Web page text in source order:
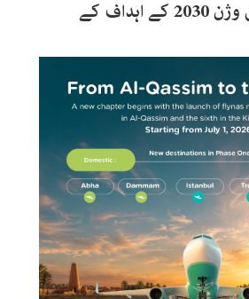
عملی اور سعودی وژن 2030 کے اہداف کے